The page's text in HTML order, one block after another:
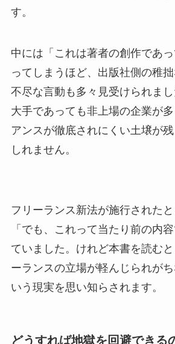
す。
中には「これは著者の創作であ
ってしまうほど、出版社側の稚
不尽な言動も多々見受けられま
大手であっても非上場の企業が
アンスが徹底されにくい土壌が
しれません。
フリーランス新法が施行された
「でも、これって当たり前の内
ていました。けれど本書を読む
ーランスの立場が軽んじられが
いう現実を思い知らされます。
どうすれば地獄を回避できる